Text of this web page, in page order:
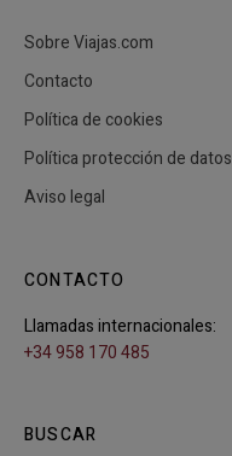
Sobre Viajas.com
Contacto
Política de cookies
Política protección de datos
Aviso legal
CONTACTO
Llamadas internacionales:
+34 958 170 485
BUSCAR